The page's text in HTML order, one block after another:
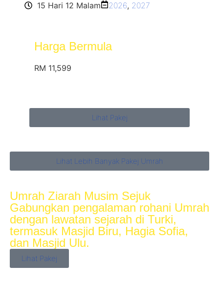
15 Hari 12 Malam 2026, 2027
Harga Bermula
RM 11,599
Lihat Pakej
Lihat Lebih Banyak Pakej Umrah
Umrah Ziarah Musim Sejuk
Gabungkan pengalaman rohani Umrah
dengan lawatan sejarah di Turki,
termasuk Masjid Biru, Hagia Sofia,
dan Masjid Ulu.
Lihat Pakej